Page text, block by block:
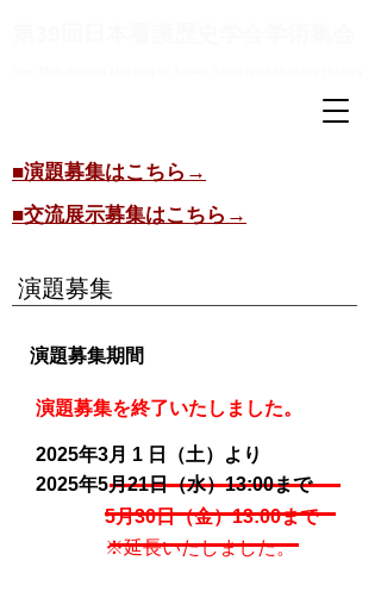
​■演題募集はこちら→
​■交流展示募集はこちら→
演題募集
演題募集期間
演題募集を終了いたしました。
2025年3月 1 日（土）より
2025年5月21日（水）13:00まで
5月30日（金）13:00まで
​※延長いたしました。